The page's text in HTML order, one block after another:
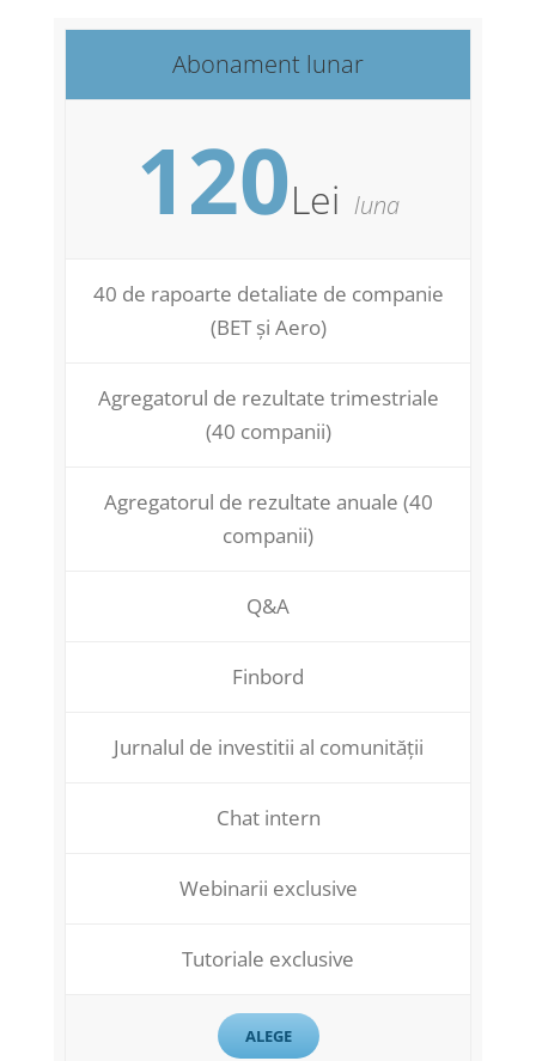
Abonament lunar
120Lei luna
40 de rapoarte detaliate de companie
(BET și Aero)
Agregatorul de rezultate trimestriale
(40 companii)
Agregatorul de rezultate anuale (40
companii)
Q&A
Finbord
Jurnalul de investitii al comunității
Chat intern
Webinarii exclusive
Tutoriale exclusive
ALEGE